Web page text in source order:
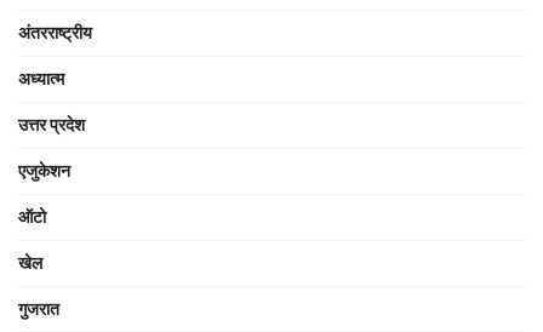
अंतरराष्ट्रीय
अध्यात्म
उत्तर प्रदेश
एजुकेशन
ऑटो
खेल
गुजरात